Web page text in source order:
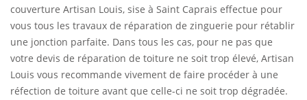
couverture Artisan Louis, sise à Saint Caprais effectue pour
vous tous les travaux de réparation de zinguerie pour rétablir
une jonction parfaite. Dans tous les cas, pour ne pas que
votre devis de réparation de toiture ne soit trop élevé, Artisan
Louis vous recommande vivement de faire procéder à une
réfection de toiture avant que celle-ci ne soit trop dégradée.